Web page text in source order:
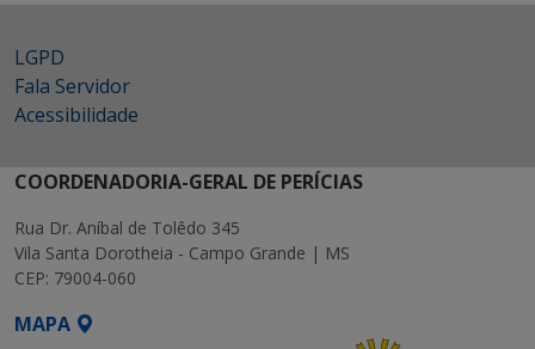
LGPD
Fala Servidor
Acessibilidade
COORDENADORIA-GERAL DE PERÍCIAS
Rua Dr. Aníbal de Tolêdo 345
Vila Santa Dorotheia - Campo Grande | MS
CEP: 79004-060
MAPA